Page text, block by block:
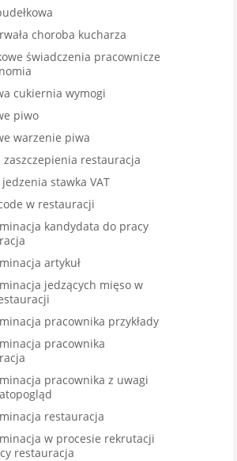
choroba kucharza
świadczenia pracownicze
cukiernia wymogi
piwo
warzenie piwa
zaszczepienia restauracja
stawka VAT
w restauracji
kandydata do pracy
artykuł
jedzących mięso w
pracownika przykłady
pracownika
pracownika z uwagi
restauracja
w procesie rekrutacji
restauracja